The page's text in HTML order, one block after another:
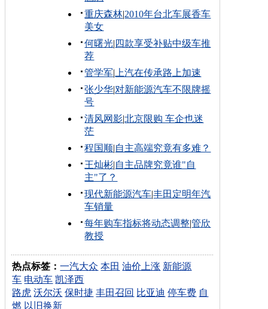
重庆森林|2010年台北车展香车
美女
何曙光| 四款享受补贴中级车推
荐
管学军| 上汽在传承路上加速
张少华|对新能源汽车不限牌摇
号
清风网影|北京限购 车企也迷
茫
程国顺|自主高端究竟有多难？
王灿彬|自主品牌究竟谁"自
主"了？
现代新能源汽车|丰田定明年汽
车销量
每年购车指标将动态调整|管欣
教授
热点标签：一汽大众 本田 油价上涨 新能源
车 电动车 凯泽西
路虎 沃尔沃 保时捷 丰田召回 比亚迪 停车费 自
燃 以旧换新